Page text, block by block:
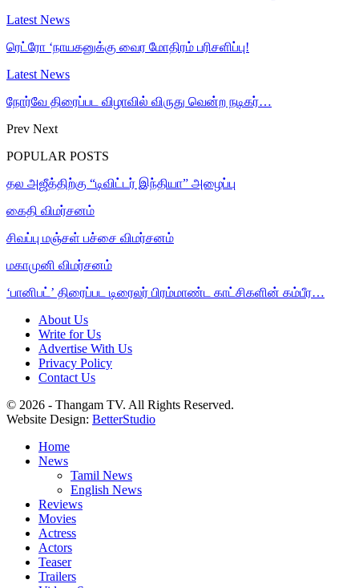
Latest News
ரெட்ரோ ‘நாயகனுக்கு வைர மோதிரம் பரிசளிப்பு!
Latest News
நோர்வே திரைப்பட விழாவில் விருது வென்ற நடிகர்…
Prev Next
POPULAR POSTS
தல அஜீத்திற்கு “டிவிட்டர் இந்தியா” அழைப்பு
கைதி விமர்சனம்
சிவப்பு மஞ்சள் பச்சை விமர்சனம்
மகாமுனி விமர்சனம்
‘பானிபட்’ திரைப்பட டிரைலர் பிரம்மாண்ட காட்சிகளின் கம்பீர…
About Us
Write for Us
Advertise With Us
Privacy Policy
Contact Us
© 2026 - Thangam TV. All Rights Reserved.
Website Design: BetterStudio
Home
News
Tamil News
English News
Reviews
Movies
Actress
Actors
Teaser
Trailers